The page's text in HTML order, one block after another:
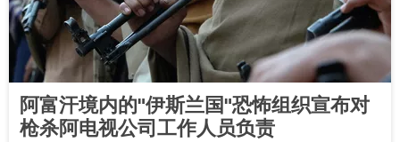
阿富汗境内的"伊斯兰国"恐怖组织宣布对
枪杀阿电视公司工作人员负责